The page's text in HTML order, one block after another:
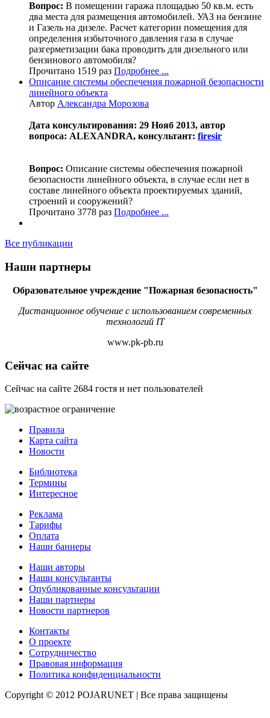
Вопрос: В помещении гаража площадью 50 кв.м. есть
два места для размещения автомобилей. УАЗ на бензине
и Газель на дизеле. Расчет категории помещения для
определения избыточного давления газа в случае
разгерметизации бака проводить для дизельного или
бензинового автомобиля?
Прочитано 1519 раз Подробнее ...
Описание системы обеспечения пожарной безопасности
линейного объекта
Автор Александра Морозова
Дата консультирования: 29 Нояб 2013, автор
вопроса: ALEXANDRA, консультант: firesir
Вопрос: Описание системы обеспечения пожарной
безопасности линейного объекта, в случае если нет в
составе линейного объекта проектируемых зданий,
строений и сооружений?
Прочитано 3778 раз Подробнее ...
Все публикации
Наши партнеры
Образовательное учреждение "Пожарная безопасность"
Дистанционное обучение с использованием современных
технологий IT
www.pk-pb.ru
Сейчас на сайте
Сейчас на сайте 2684 гостя и нет пользователей
Правила
Карта сайта
Новости
Библиотека
Термины
Интересное
Реклама
Тарифы
Оплата
Наши баннеры
Наши авторы
Наши консультанты
Опубликованные консультации
Наши партнеры
Новости партнеров
Контакты
О проекте
Сотрудничество
Правовая информация
Политика конфиденциальности
Copyright © 2012 POJARUNET | Все права защищены